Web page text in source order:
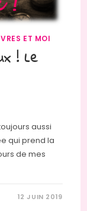
ET MOI
! Le
aussi
qui prend la
de mes
12 JUIN 2019